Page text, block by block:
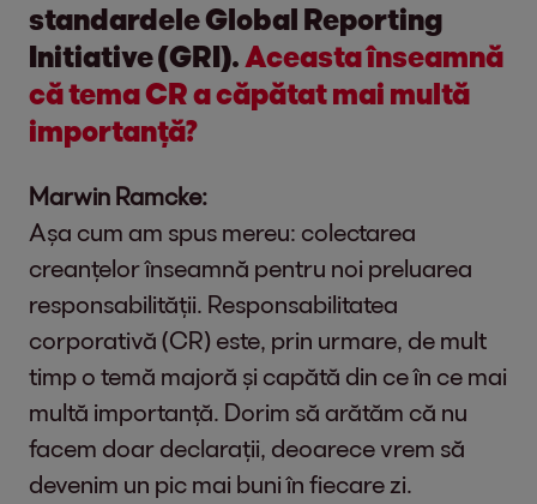
standardele Global Reporting
Initiative (GRI). Aceasta înseamnă
că tema CR a căpătat mai multă
importanță?
Marwin Ramcke:
Așa cum am spus mereu: colectarea
creanțelor înseamnă pentru noi preluarea
responsabilității. Responsabilitatea
corporativă (CR) este, prin urmare, de mult
timp o temă majoră și capătă din ce în ce mai
multă importanță. Dorim să arătăm că nu
facem doar declarații, deoarece vrem să
devenim un pic mai buni în fiecare zi.